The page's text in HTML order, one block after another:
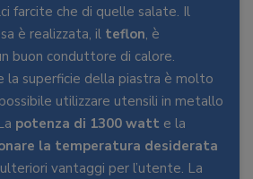
farcite che di quelle salate. Il
è realizzata, il teflon, è
buon conduttore di calore.
la superficie della piastra è molto
utilizzare utensili in metallo
potenza di 1300 watt e la
la temperatura desiderata
vantaggi per l’utente. La